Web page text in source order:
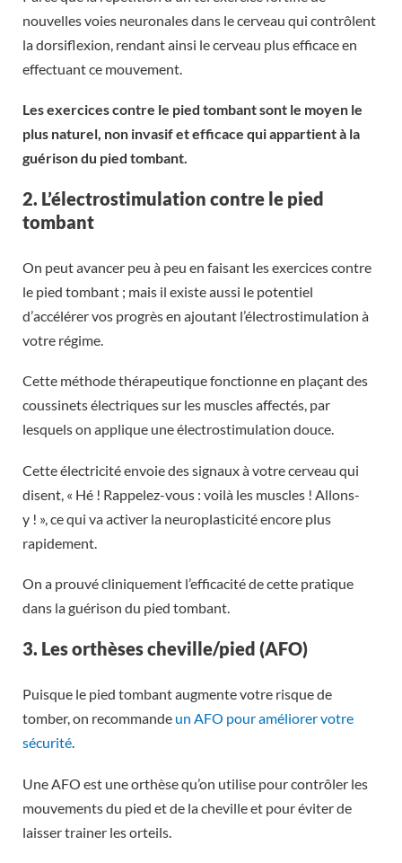
nouvelles voies neuronales dans le cerveau qui contrôlent
la dorsiflexion, rendant ainsi le cerveau plus efficace en
effectuant ce mouvement.
Les exercices contre le pied tombant sont le moyen le
plus naturel, non invasif et efficace qui appartient à la
guérison du pied tombant.
2. L’électrostimulation contre le pied
tombant
On peut avancer peu à peu en faisant les exercices contre
le pied tombant ; mais il existe aussi le potentiel
d’accélérer vos progrès en ajoutant l’électrostimulation à
votre régime.
Cette méthode thérapeutique fonctionne en plaçant des
coussinets électriques sur les muscles affectés, par
lesquels on applique une électrostimulation douce.
Cette électricité envoie des signaux à votre cerveau qui
disent, « Hé ! Rappelez-vous : voilà les muscles ! Allons-
y ! », ce qui va activer la neuroplasticité encore plus
rapidement.
On a prouvé cliniquement l’efficacité de cette pratique
dans la guérison du pied tombant.
3. Les orthèses cheville/pied (AFO)
Puisque le pied tombant augmente votre risque de
tomber, on recommande un AFO pour améliorer votre
sécurité.
Une AFO est une orthèse qu’on utilise pour contrôler les
mouvements du pied et de la cheville et pour éviter de
laisser trainer les orteils.